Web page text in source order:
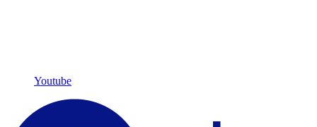
Youtube